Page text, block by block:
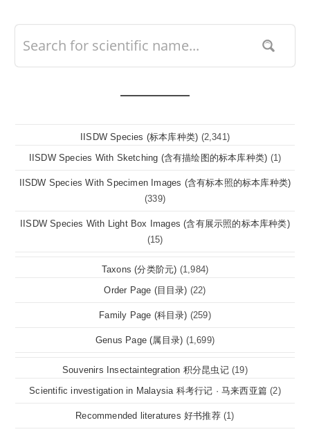
IISDW Species (标本库种类) (2,341)
IISDW Species With Sketching (含有描绘图的标本库种类) (1)
IISDW Species With Specimen Images (含有标本照的标本库种类)
(339)
IISDW Species With Light Box Images (含有展示照的标本库种类)
(15)
Taxons (分类阶元) (1,984)
Order Page (目目录) (22)
Family Page (科目录) (259)
Genus Page (属目录) (1,699)
Souvenirs Insectaintegration 积分昆虫记 (19)
Scientific investigation in Malaysia 科考行记 · 马来西亚篇 (2)
Recommended literatures 好书推荐 (1)